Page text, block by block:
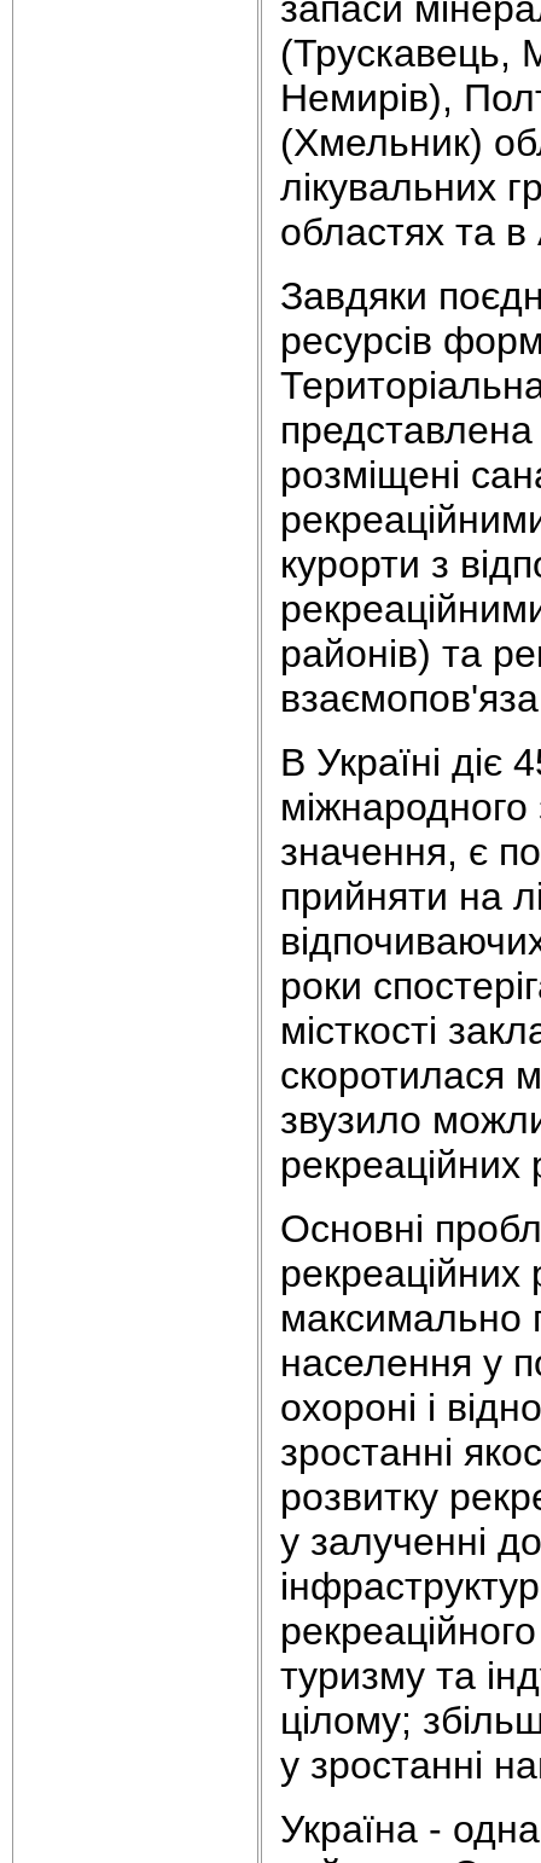
(Трускавець,
Немирів),
(Хмельник)
лікувальних
областях та в
Завдяки
ресурсів
розміщені
курорти з
районів) та
В Україні діє
міжнародного
значення, є
прийняти на
роки
місткості
скоротилася
звузило
рекреаційних
Основні
рекреаційних
максимально
населення у
охороні і
зростанні
розвитку
у залученні
туризму та
цілому;
у зростанні
Україна -